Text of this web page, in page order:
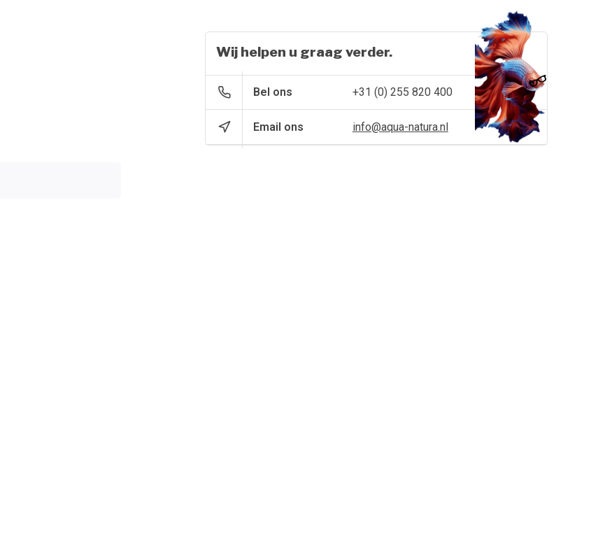
Wij helpen u graag verder.
Bel ons +31 (0) 255 820 400
Email ons info@aqua-natura.nl